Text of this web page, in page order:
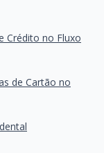
Crédito no Fluxo
de Cartão no